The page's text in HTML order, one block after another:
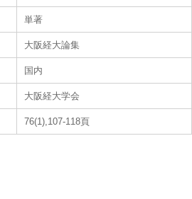
単著
大阪経大論集
国内
大阪経大学会
76(1),107-118頁